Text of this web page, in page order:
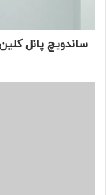
نقش حیاتی امداد
ا
ن
ساندویچ پانل